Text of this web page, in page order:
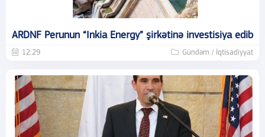
ARDNF Perunun “Inkia Energy” şirkətinə investisiya edib
12:29 Gündəm / İqtisadiyyat